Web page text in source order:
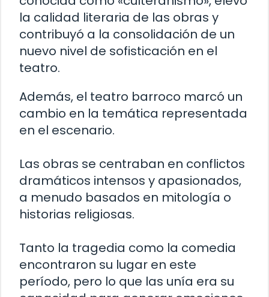
la calidad literaria de las obras y
contribuyó a la consolidación de un
nuevo nivel de sofisticación en el
teatro.
Además, el teatro barroco marcó un
cambio en la temática representada
en el escenario.
Las obras se centraban en conflictos
dramáticos intensos y apasionados,
a menudo basados en mitología o
historias religiosas.
Tanto la tragedia como la comedia
encontraron su lugar en este
período, pero lo que las unía era su